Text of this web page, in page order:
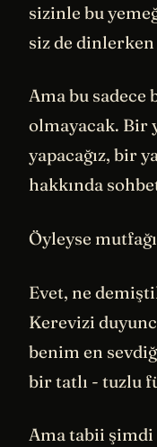
sizinle bu
siz de
Ama bu
olmayacak. Bir
yapacağız, bir
hakkında
Öyleyse
Evet, ne
Kerevizi
benim en
bir tatlı - tuzlu
Ama tabii